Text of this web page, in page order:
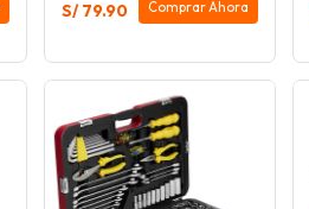
S/ 79.90 Comprar Ahora